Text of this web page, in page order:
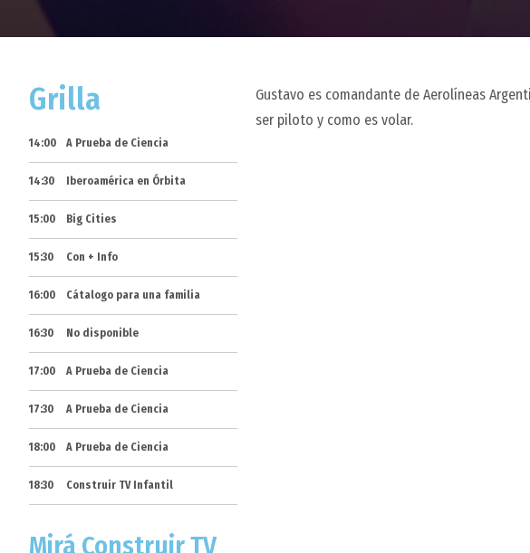
Grilla
14:00 A Prueba de Ciencia
14:30 Iberoamérica en Órbita
15:00 Big Cities
15:30 Con + Info
16:00 Cátalogo para una familia
16:30 No disponible
17:00 A Prueba de Ciencia
17:30 A Prueba de Ciencia
18:00 A Prueba de Ciencia
18:30 Construir TV Infantil
Mirá Construir TV
Gustavo es comandante de Aerolíneas
ser piloto y como es volar.